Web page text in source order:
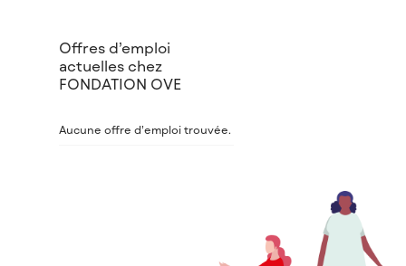
Offres d’emploi
actuelles chez
FONDATION OVE
Aucune offre d’emploi trouvée.